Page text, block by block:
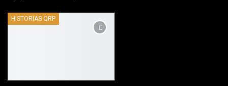
HISTORIAS QRP